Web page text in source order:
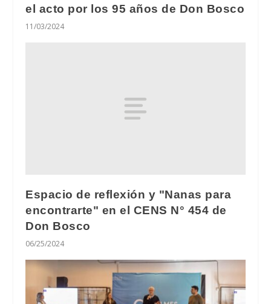
el acto por los 95 años de Don Bosco
11/03/2024
Espacio de reflexión y "Nanas para
encontrarte" en el CENS N° 454 de
Don Bosco
06/25/2024